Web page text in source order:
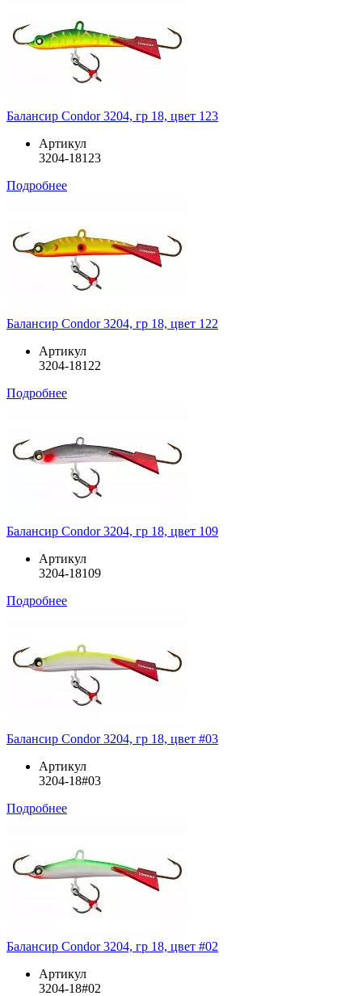
Балансир Condor 3204, гр 18, цвет 123
Артикул
3204-18123
Подробнее
Балансир Condor 3204, гр 18, цвет 122
Артикул
3204-18122
Подробнее
Балансир Condor 3204, гр 18, цвет 109
Артикул
3204-18109
Подробнее
Балансир Condor 3204, гр 18, цвет #03
Артикул
3204-18#03
Подробнее
Балансир Condor 3204, гр 18, цвет #02
Артикул
3204-18#02